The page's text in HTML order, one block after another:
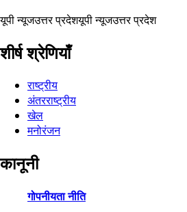
यूपी न्यूजउत्तर प्रदेशयूपी न्यूजउत्तर प्रदेश
शीर्ष श्रेणियाँ
राष्ट्रीय
अंतरराष्ट्रीय
खेल
मनोरंजन
कानूनी
गोपनीयता नीति